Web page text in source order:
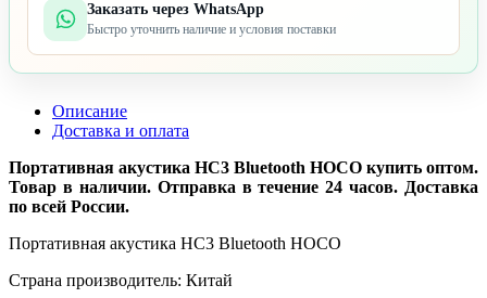
Заказать через WhatsApp
Быстро уточнить наличие и условия поставки
Описание
Доставка и оплата
Портативная акустика HC3 Bluetooth HOCO купить оптом.
Товар в наличии. Отправка в течение 24 часов. Доставка
по всей России.
Портативная акустика HC3 Bluetooth HOCO
Страна производитель: Китай